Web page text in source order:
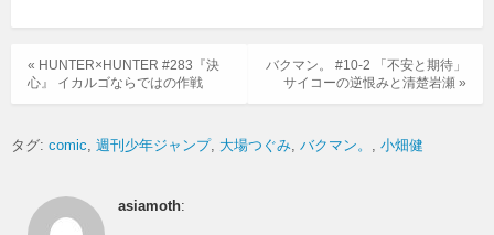
バクマン。 #10-2 「不安と期待」
サイコーの逆恨みと清楚岩瀬 »
« HUNTER×HUNTER #283『決
心』 イカルゴならではの作戦
タグ: comic 週刊少年ジャンプ 大場つぐみ バクマン。 小畑健
asiamoth: